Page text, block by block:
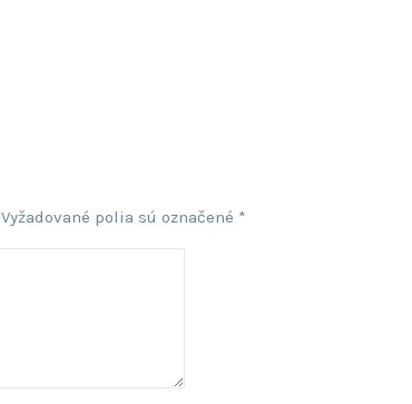
Vyžadované polia sú označené *